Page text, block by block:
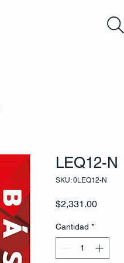
LEQ12-N
SKU: 0LEQ12-N
$2,331.00Precio
Cantidad *